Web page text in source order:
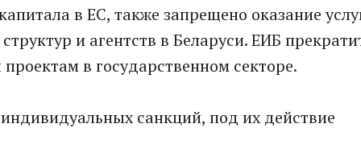
в ЕС, также запрещено оказание
и агентств в Беларуси. ЕИБ
в государственном секторе.
санкций, под их действие